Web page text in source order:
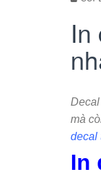
In
mà
decal
In